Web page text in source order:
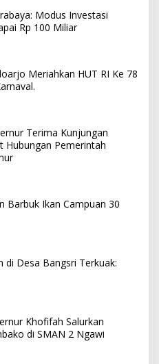
Modus Investasi
Rp 100 Miliar
Meriahkan HUT RI Ke 78
Terima Kunjungan
Hubungan Pemerintah
Barbuk Ikan Campuan 30
di Desa Bangsri Terkuak:
Khofifah Salurkan
di SMAN 2 Ngawi